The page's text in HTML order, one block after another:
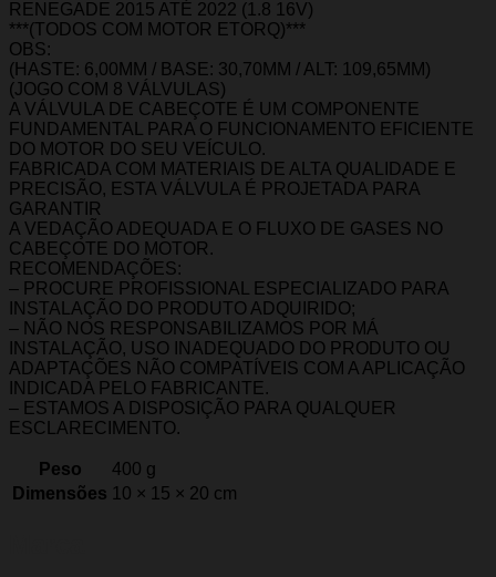
RENEGADE 2015 ATÉ 2022 (1.8 16V)
***(TODOS COM MOTOR ETORQ)***
OBS:
(HASTE: 6,00MM / BASE: 30,70MM / ALT: 109,65MM)
(JOGO COM 8 VÁLVULAS)
A VÁLVULA DE CABEÇOTE É UM COMPONENTE
FUNDAMENTAL PARA O FUNCIONAMENTO EFICIENTE
DO MOTOR DO SEU VEÍCULO.
FABRICADA COM MATERIAIS DE ALTA QUALIDADE E
PRECISÃO, ESTA VÁLVULA É PROJETADA PARA
GARANTIR
A VEDAÇÃO ADEQUADA E O FLUXO DE GASES NO
CABEÇOTE DO MOTOR.
RECOMENDAÇÕES:
– PROCURE PROFISSIONAL ESPECIALIZADO PARA
INSTALAÇÃO DO PRODUTO ADQUIRIDO;
– NÃO NOS RESPONSABILIZAMOS POR MÁ
INSTALAÇÃO, USO INADEQUADO DO PRODUTO OU
ADAPTAÇÕES NÃO COMPATÍVEIS COM A APLICAÇÃO
INDICADA PELO FABRICANTE.
– ESTAMOS A DISPOSIÇÃO PARA QUALQUER
ESCLARECIMENTO.
Peso
400 g
Dimensões 10 × 15 × 20 cm